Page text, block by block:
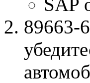
89663-